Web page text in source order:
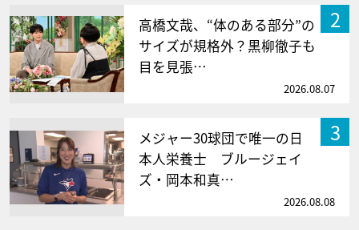
2
高橋文哉、“体のある部分”の
サイズが規格外？黒柳徹子も
目を見張…
2026.08.07
3
メジャー30球団で唯一の日
本人栄養士 ブルージェイ
ズ・岡本和真…
2026.08.08